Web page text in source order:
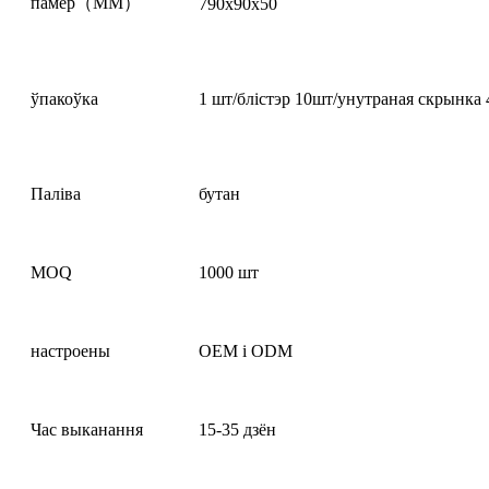
790х90х50
ўпакоўка 1 шт/блістэр 10шт/унутраная скрынка
Паліва бутан
MOQ 1000 шт
настроены OEM і ODM
Час выканання 15-35 дзён